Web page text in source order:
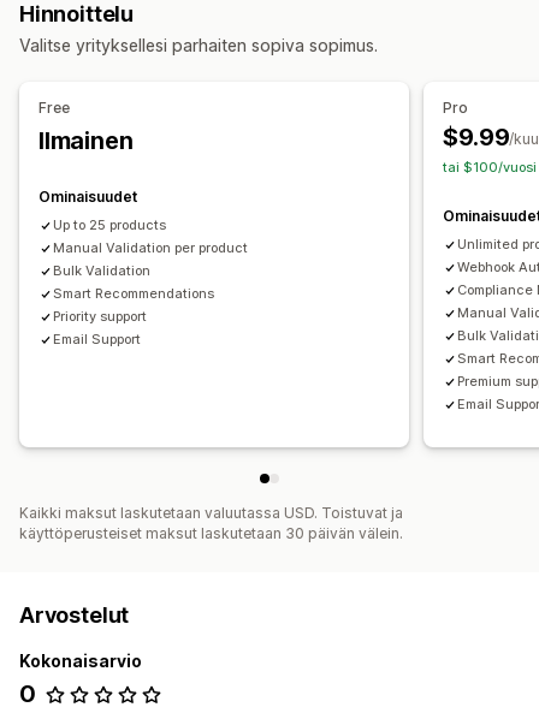
Syötteen hallinnointi
GTIN-numeroiden hallinnointi
Tehokkuuden valvonta
Hinnoittelu
Valitse yrityksellesi parhaiten sopiva sopimus.
Free
Ilmainen
Ominaisuudet
Up to 25 products
Manual Validation per product
Bulk Validation
Smart Recommendations
Priority support
Email Support
Pro
$9.99/
tai $100/vuosi
Unlimited
Webhook
Compliance
Manual
Bulk
Smart
Premium
Email
Kaikki maksut laskutetaan valuutassa USD. Toistuvat ja
käyttöperusteiset maksut laskutetaan 30 päivän välein.
Arvostelut
Kokonaisarvio
0